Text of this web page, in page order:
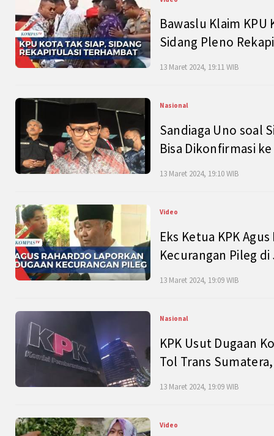
Bawaslu Klaim
Sidang Pleno
13 Maret 2024, 19:11 WIB
Nasional
Sandiaga Uno soal
Bisa Dikonfirmasi
13 Maret 2024, 19:10 WIB
Video
Eks Ketua KPK
Kecurangan Pileg
13 Maret 2024, 19:09 WIB
Nasional
KPK Usut Dugaan
Tol Trans
13 Maret 2024, 19:09 WIB
Video